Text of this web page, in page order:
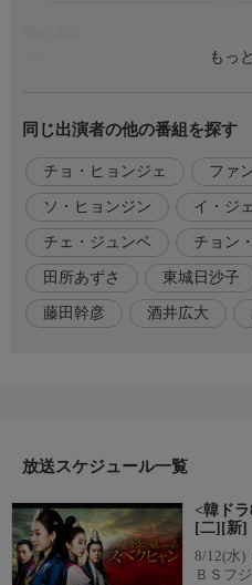
もっ
加林(カリム)城の城主で貴族の
そうになっていた。
娘のチェファは、王の従兄にあ
り、彼の子を身ごもっていた。
ユンはわずか5千の兵で北魏(ほ
帰還するが…。
(全72話・字幕)
ユン/武寧(ムリョン)王:イ・ジェ
制作
同じ出演者の他の番組を探す
チョ・ヒョンジェ ファ
ソ・ヒョンジン イ・ジ
チェ・ジュンベ チョン
田所あずさ 東城日沙子
藤田幹彦 酒井広大
放送スケジュール一覧
<韓ド
[二][新]
8/12(水)
ＢＳフ